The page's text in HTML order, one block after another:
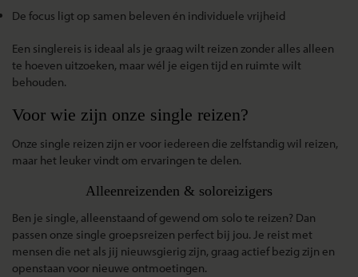
De focus ligt op samen beleven én individuele vrijheid
Een singlereis is ideaal als je graag wilt reizen zonder alles alleen
te hoeven uitzoeken, maar wél je eigen tijd en ruimte wilt
behouden.
Voor wie zijn onze single reizen?
Onze single reizen zijn er voor iedereen die zelfstandig wil reizen,
maar het leuker vindt om ervaringen te delen.
Alleenreizenden & soloreizigers
Ben je single, alleenstaand of gewend om solo te reizen? Dan
passen onze single groepsreizen perfect bij jou. Je reist met
mensen die net als jij nieuwsgierig zijn, graag actief bezig zijn en
openstaan voor nieuwe ontmoetingen.